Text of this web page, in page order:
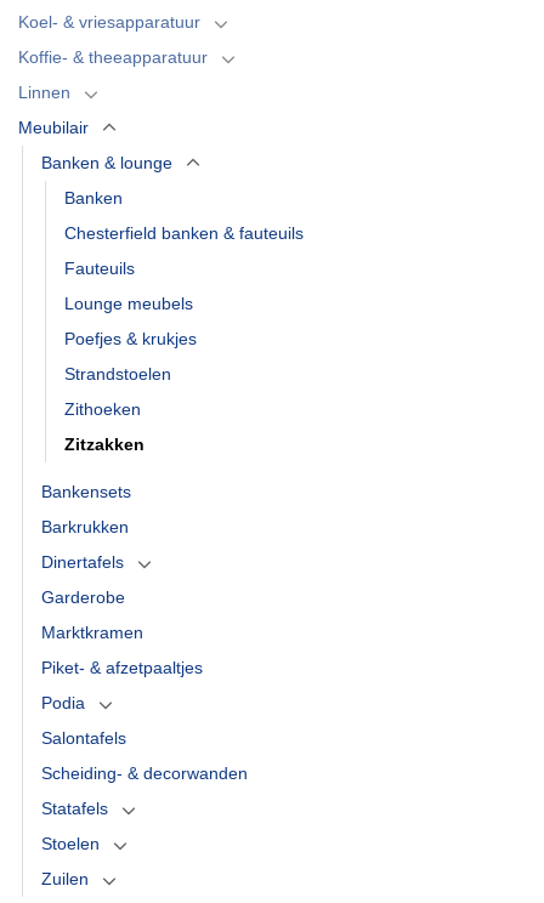
Koel- & vriesapparatuur
Koffie- & theeapparatuur
Linnen
Meubilair
Banken & lounge
Banken
Chesterfield banken & fauteuils
Fauteuils
Lounge meubels
Poefjes & krukjes
Strandstoelen
Zithoeken
Zitzakken
Bankensets
Barkrukken
Dinertafels
Garderobe
Marktkramen
Piket- & afzetpaaltjes
Podia
Salontafels
Scheiding- & decorwanden
Statafels
Stoelen
Zuilen